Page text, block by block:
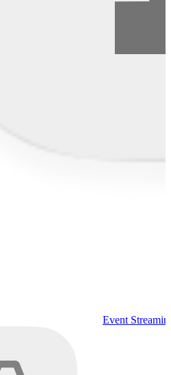
Event